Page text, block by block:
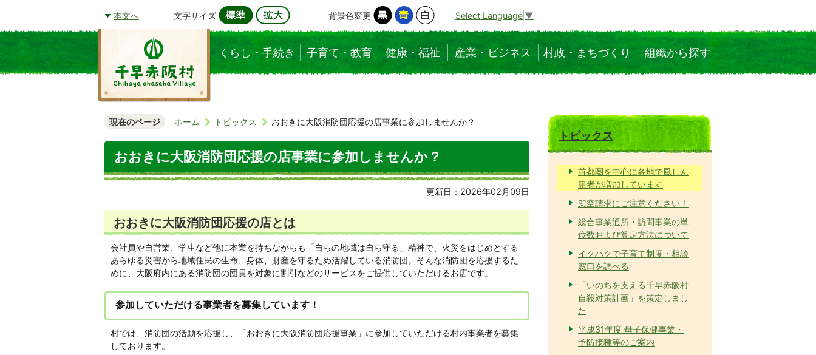
本文へ 文字サイズ 背景色変更 Select Language ▼
くらし・手続き 子育て・教育 健康・福祉 産業・ビジネス 村政・まちづくり 組織から探す
現在のページ ホーム トピックス おおきに大阪消防団応援の店事業に参加しませんか？
おおきに大阪消防団応援の店事業に参加しませんか？
更新日：2026年02月09日
おおきに大阪消防団応援の店とは
会社員や自営業、学生など​他に本業を持ちながらも「自らの地域は自ら守る」精神で、火災をはじめとする
あらゆる災害から地域住民の生命、身体、財産を守るため活躍している消防団。そんな消防団を応援するた
めに、大阪府内にある消防団の団員を対象に割引などのサービスをご提供していただけるお店です。
参加していただける事業者を募集しています！
村では、消防団の活動を応援し、「おおきに大阪消防団応援事業」に参加していただける村内事業者を募集
しております。
トピックス
首都圏を中心に各地で風しん
患者が増加しています
架空請求にご注意ください！
総合事業通所・訪問事業の単
位数および算定方法について
イクハクで子育て制度・相談
窓口を調べる
「いのちを支える千早赤阪村
自殺対策計画」を策定しまし
た
平成31年度 母子保健事業・
予防接種等のご案内